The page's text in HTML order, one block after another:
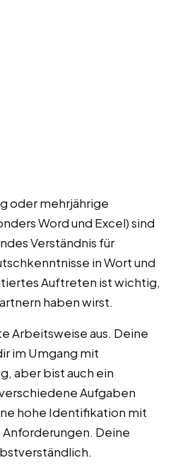
oder mehrjährige
Word und Excel) sind
Verständnis für
in Wort und
Auftreten ist wichtig,
haben wirst.
Arbeitsweise aus. Deine
im Umgang mit
aber bist auch ein
Aufgaben
hohe Identifikation mit
Deine